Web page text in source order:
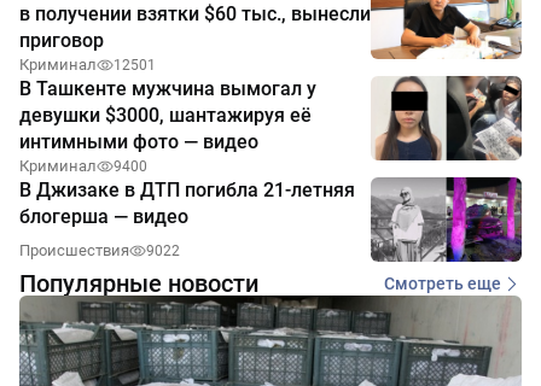
в получении взятки $60 тыс., вынесли
приговор
Криминал 12501
В Ташкенте мужчина вымогал у
девушки $3000, шантажируя её
интимными фото — видео
Криминал 9400
В Джизаке в ДТП погибла 21-летняя
блогерша — видео
Происшествия 9022
Популярные новости Смотреть еще